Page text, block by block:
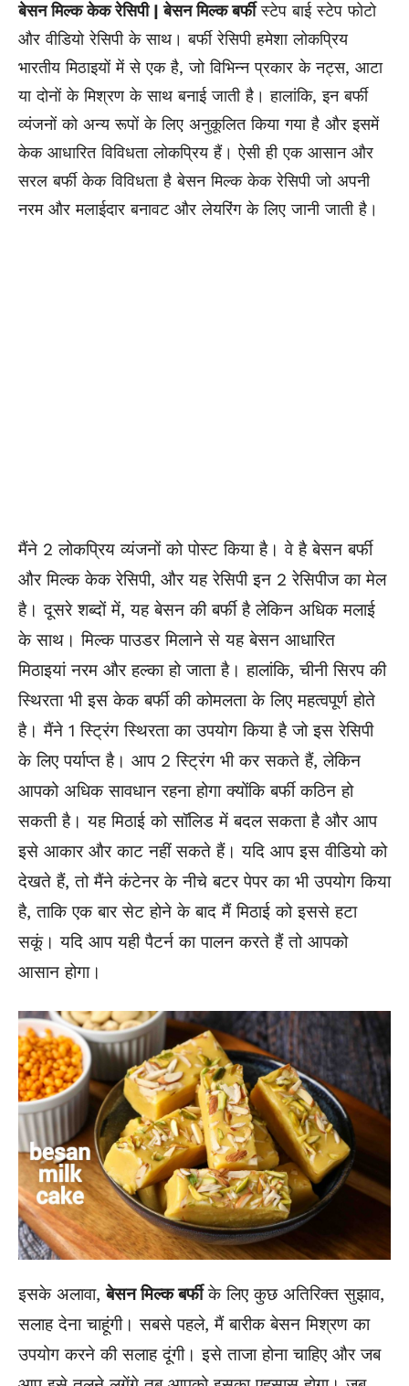
बेसन मिल्क केक रेसिपी | बेसन मिल्क बर्फीस्टेप बाई स्टेप फोटो
और वीडियो रेसिपी के साथ। बर्फी रेसिपी हमेशा लोकप्रिय
भारतीय मिठाइयों में से एक है, जो विभिन्न प्रकार के नट्स, आटा
या दोनों के मिश्रण के साथ बनाई जाती है। हालांकि, इन बर्फी
व्यंजनों को अन्य रूपों के लिए अनुकूलित किया गया है और इसमें
केक आधारित विविधता लोकप्रिय हैं। ऐसी ही एक आसान और
सरल बर्फी केक विविधता है बेसन मिल्क केक रेसिपी जो अपनी
नरम और मलाईदार बनावट और लेयरिंग के लिए जानी जाती है।
मैंने 2 लोकप्रिय व्यंजनों को पोस्ट किया है। वे है बेसन बर्फी
और मिल्क केक रेसिपी, और यह रेसिपी इन 2 रेसिपीज का मेल
है। दूसरे शब्दों में, यह बेसन की बर्फी है लेकिन अधिक मलाई
के साथ। मिल्क पाउडर मिलाने से यह बेसन आधारित
मिठाइयांनरम और हल्का हो जाता है। हालांकि, चीनी सिरप की
स्थिरता भी इस केक बर्फी की कोमलता के लिए महत्वपूर्ण होते
है। मैंने 1 स्ट्रिंग स्थिरता का उपयोग किया है जो इस रेसिपी
के लिए पर्याप्त है। आप 2 स्ट्रिंग भी कर सकते हैं, लेकिन
आपको अधिक सावधान रहना होगा क्योंकि बर्फी कठिन हो
सकती है। यह मिठाई को सॉलिड में बदल सकता है और आप
इसे आकार और काट नहीं सकते हैं। यदि आप इस वीडियो को
देखते हैं, तो मैंने कंटेनर के नीचे बटर पेपर का भी उपयोग किया
है, ताकि एक बार सेट होने के बाद मैं मिठाई को इससे हटा
सकूं। यदि आप यही पैटर्न का पालन करते हैं तो आपको
आसान होगा।
इसके अलावा,बेसन मिल्क बर्फीके लिए कुछ अतिरिक्त सुझाव,
सलाह देना चाहूंगी। सबसे पहले, मैं बारीक बेसन मिश्रण का
उपयोग करने की सलाह दूंगी। इसे ताजा होना चाहिए और जब